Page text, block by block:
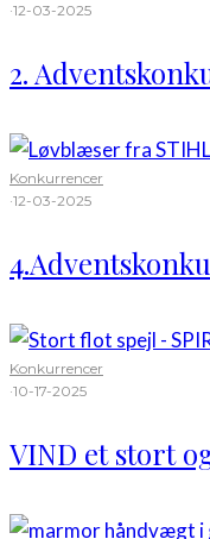
·12-03-2025
2.
Konkurrencer
·12-03-2025
Konkurrencer
·10-17-2025
VIND et stort